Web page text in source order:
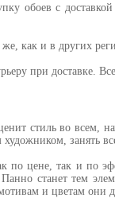
обоев с
как и в других
при доставке.
стиль во всем,
художником, занять
по цене, так и по
станет тем
и цветам